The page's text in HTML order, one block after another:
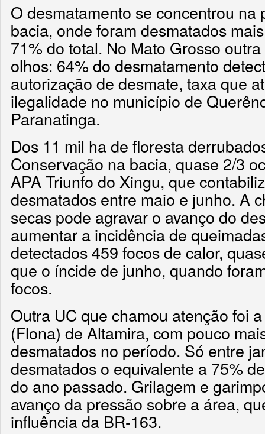
O desmatamento se concentrou na
bacia, onde foram desmatados
71% do total. No Mato Grosso
olhos: 64% do desmatamento
autorização de desmate, taxa que
ilegalidade no município de
Paranatinga.
Dos 11 mil ha de floresta
Conservação na bacia, quase 2/3
APA Triunfo do Xingu, que
desmatados entre maio e junho. A
secas pode agravar o avanço do
aumentar a incidência de
detectados 459 focos de calor,
que o íncide de junho, quando
focos.
Outra UC que chamou atenção foi
(Flona) de Altamira, com pouco
desmatados no período. Só entre
desmatados o equivalente a 75%
do ano passado. Grilagem e
avanço da pressão sobre a área,
influência da BR-163.